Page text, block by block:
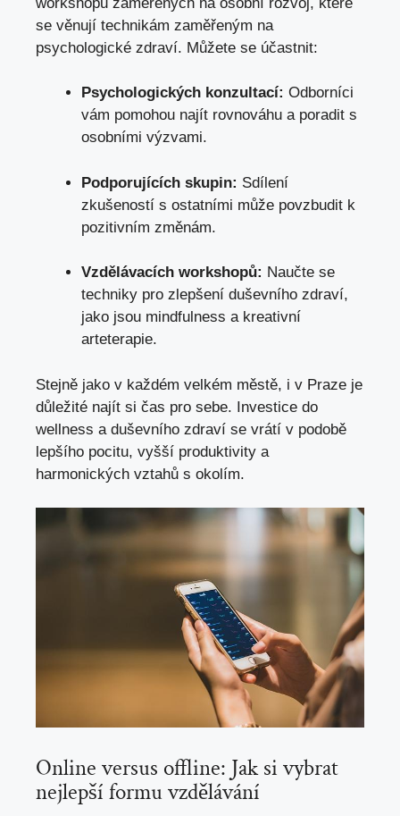
se věnují technikám zaměřeným na
psychologické zdraví. Můžete se účastnit:
Psychologických konzultací: Odborníci
vám pomohou najít rovnováhu a poradit s
osobními výzvami.
Podporujících skupin: Sdílení
zkušeností s ostatními může povzbudit k
pozitivním změnám.
Vzdělávacích workshopů: Naučte se
techniky pro zlepšení duševního zdraví,
jako jsou mindfulness a kreativní
arteterapie.
Stejně jako v každém velkém městě, i v Praze je
důležité najít si čas pro sebe. Investice do
wellness a duševního zdraví se vrátí v podobě
lepšího pocitu, vyšší produktivity a
harmonických vztahů s okolím.
Online versus offline: Jak si vybrat
nejlepší formu vzdělávání